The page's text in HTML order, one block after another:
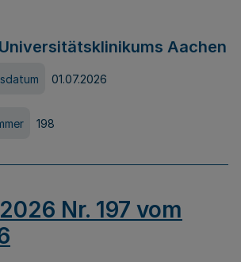
Aachen
01.07.2026
198
Nr. 197 vom